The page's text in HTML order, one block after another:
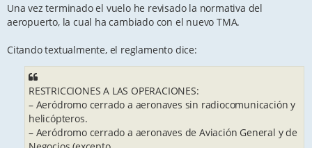
Una vez terminado el vuelo he revisado la normativa del
aeropuerto, la cual ha cambiado con el nuevo TMA.
Citando textualmente, el reglamento dice:
RESTRICCIONES A LAS OPERACIONES:
– Aeródromo cerrado a aeronaves sin radiocomunicación y
helicópteros.
– Aeródromo cerrado a aeronaves de Aviación General y de